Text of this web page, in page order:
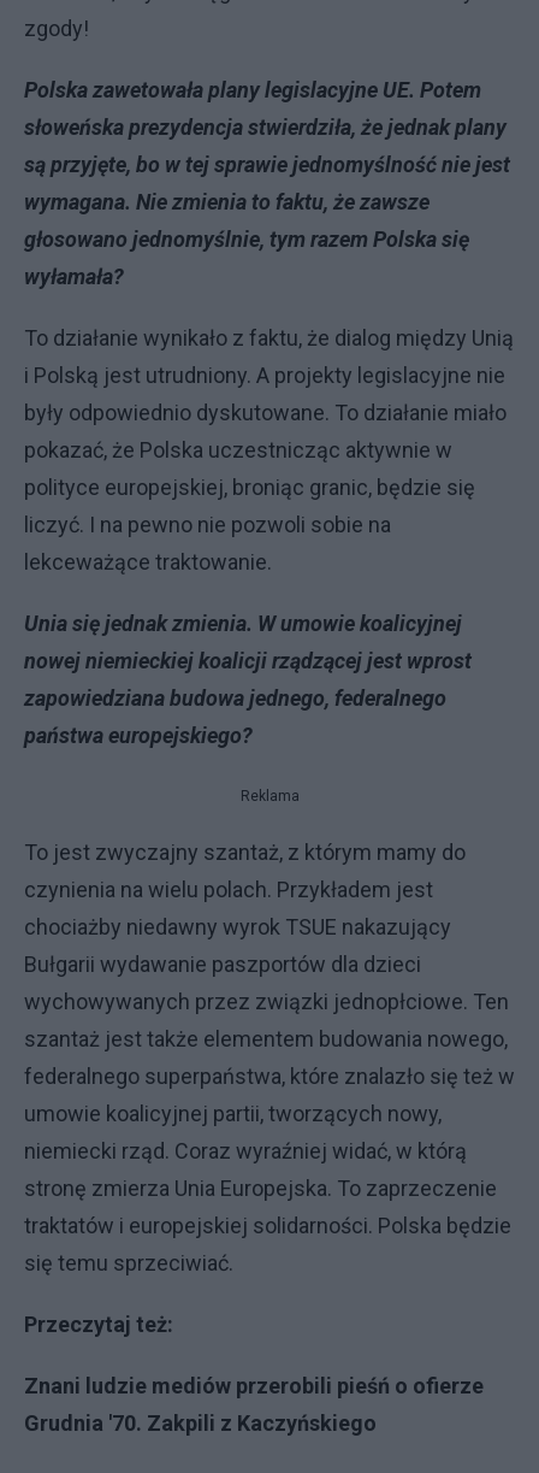
zgody!
Polska zawetowała plany legislacyjne UE. Potem
słoweńska prezydencja stwierdziła, że jednak plany
są przyjęte, bo w tej sprawie jednomyślność nie jest
wymagana. Nie zmienia to faktu, że zawsze
głosowano jednomyślnie, tym razem Polska się
wyłamała?
To działanie wynikało z faktu, że dialog między Unią
i Polską jest utrudniony. A projekty legislacyjne nie
były odpowiednio dyskutowane. To działanie miało
pokazać, że Polska uczestnicząc aktywnie w
polityce europejskiej, broniąc granic, będzie się
liczyć. I na pewno nie pozwoli sobie na
lekceważące traktowanie.
Unia się jednak zmienia. W umowie koalicyjnej
nowej niemieckiej koalicji rządzącej jest wprost
zapowiedziana budowa jednego, federalnego
państwa europejskiego?
Reklama
To jest zwyczajny szantaż, z którym mamy do
czynienia na wielu polach. Przykładem jest
chociażby niedawny wyrok TSUE nakazujący
Bułgarii wydawanie paszportów dla dzieci
wychowywanych przez związki jednopłciowe. Ten
szantaż jest także elementem budowania nowego,
federalnego superpaństwa, które znalazło się też w
umowie koalicyjnej partii, tworzących nowy,
niemiecki rząd. Coraz wyraźniej widać, w którą
stronę zmierza Unia Europejska. To zaprzeczenie
traktatów i europejskiej solidarności. Polska będzie
się temu sprzeciwiać.
Przeczytaj też:
Znani ludzie mediów przerobili pieśń o ofierze
Grudnia '70. Zakpili z Kaczyńskiego